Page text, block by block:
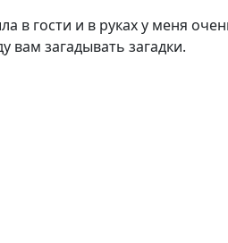
в гости и в руках у меня
вам загадывать загадки.